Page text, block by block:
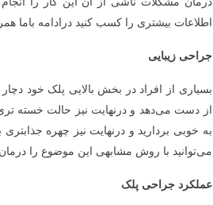
اطلاعات بیشتری را کسب کنید درادامه باما
جراحی زیبایی
بسیاری از افراد در بخش بالایی پلک خود
از دست می‌دهد و درنهایت نیز حالت خسته
به خوبی بردارید و درنهایت نیز چهره
می‌توانید با روش مشابهی این موضوع را درمان
عملکرد جراحی پلک